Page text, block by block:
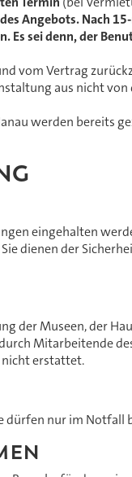
Angebots. Nach
sei denn, der
vom Vertrag
aus nicht
werden bereits
eingehalten
dienen der
der Museen, der
Mitarbeitende
nicht erstattet.
dürfen nur im Notfall